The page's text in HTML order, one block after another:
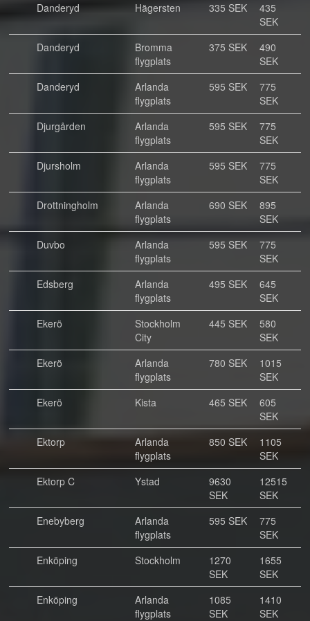
Danderyd
Hägersten 335 SEK
435
SEK
Danderyd
Bromma
flygplats
375 SEK
490
SEK
Danderyd
Arlanda
flygplats
595 SEK
775
SEK
Djurgården
Arlanda
flygplats
595 SEK
775
SEK
Djursholm
Arlanda
flygplats
595 SEK
775
SEK
Drottningholm
Arlanda
flygplats
690 SEK
895
SEK
Duvbo
Arlanda
flygplats
595 SEK
775
SEK
Edsberg
Arlanda
flygplats
495 SEK
645
SEK
Ekerö
Stockholm
City
445 SEK
580
SEK
Ekerö
Arlanda
flygplats
780 SEK
1015
SEK
Ekerö
Kista 465 SEK
605
SEK
Ektorp
Arlanda
flygplats
850 SEK
1105
SEK
Ektorp C
Ystad
9630
SEK
12515
SEK
Enebyberg
Arlanda
flygplats
595 SEK
775
SEK
Enköping
Stockholm
1270
SEK
1655
SEK
Enköping
Arlanda
flygplats
1085
SEK
1410
SEK